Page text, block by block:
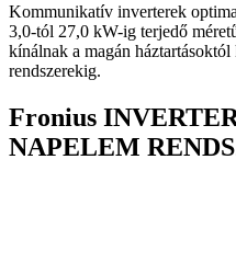
Kommunikatív inverterek
3,0-tól 27,0 kW-ig terjedő
kínálnak a magán
rendszerekig.
Fronius
NAPELEM